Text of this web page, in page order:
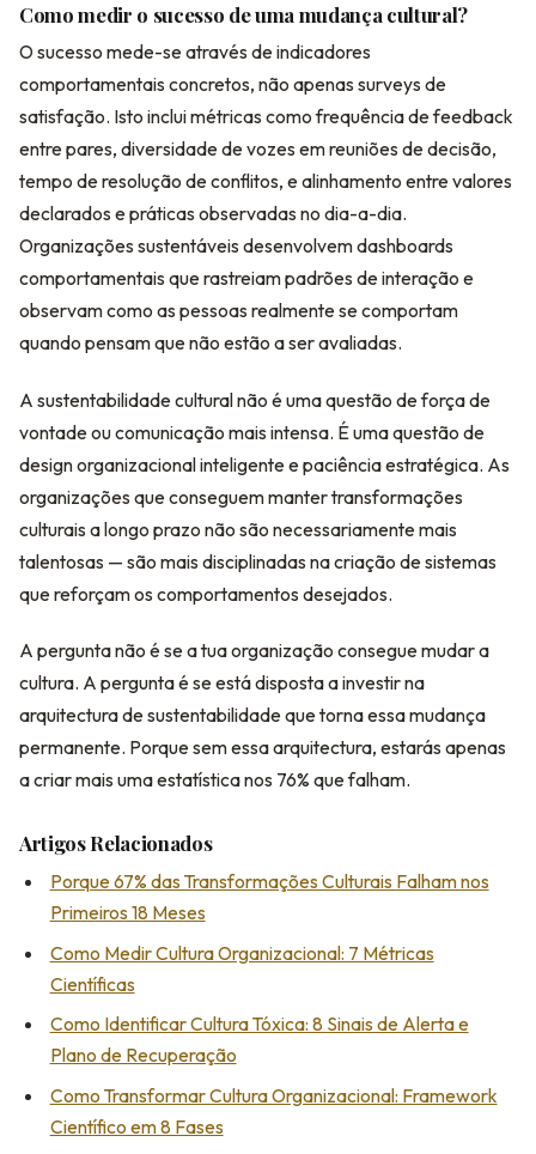
Como medir o sucesso de uma mudança cultural?
O sucesso mede-se através de indicadores
comportamentais concretos, não apenas surveys de
satisfação. Isto inclui métricas como frequência de feedback
entre pares, diversidade de vozes em reuniões de decisão,
tempo de resolução de conflitos, e alinhamento entre valores
declarados e práticas observadas no dia-a-dia.
Organizações sustentáveis desenvolvem dashboards
comportamentais que rastreiam padrões de interação e
observam como as pessoas realmente se comportam
quando pensam que não estão a ser avaliadas.
A sustentabilidade cultural não é uma questão de força de
vontade ou comunicação mais intensa. É uma questão de
design organizacional inteligente e paciência estratégica. As
organizações que conseguem manter transformações
culturais a longo prazo não são necessariamente mais
talentosas — são mais disciplinadas na criação de sistemas
que reforçam os comportamentos desejados.
A pergunta não é se a tua organização consegue mudar a
cultura. A pergunta é se está disposta a investir na
arquitectura de sustentabilidade que torna essa mudança
permanente. Porque sem essa arquitectura, estarás apenas
a criar mais uma estatística nos 76% que falham.
Artigos Relacionados
Porque 67% das Transformações Culturais Falham nos
Primeiros 18 Meses
Como Medir Cultura Organizacional: 7 Métricas
Científicas
Como Identificar Cultura Tóxica: 8 Sinais de Alerta e
Plano de Recuperação
Como Transformar Cultura Organizacional: Framework
Científico em 8 Fases